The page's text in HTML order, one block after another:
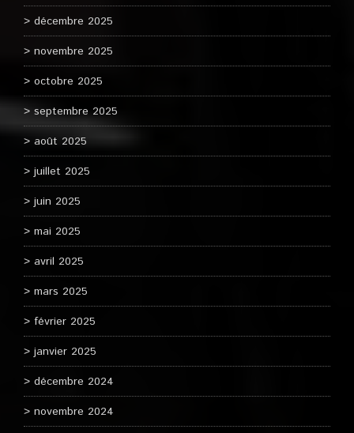
décembre 2025
novembre 2025
octobre 2025
septembre 2025
août 2025
juillet 2025
juin 2025
mai 2025
avril 2025
mars 2025
février 2025
janvier 2025
décembre 2024
novembre 2024